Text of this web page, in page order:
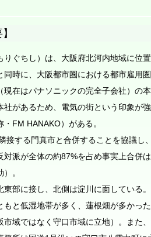
りぐちし）は、大阪府北河内地域に位
同時に、大阪都市圏における都市雇用
現在はパナソニックの完全子会社）の
社があるため、電気の街という印象が
・FM HANAKO）がある。
接する門真市と合併することを協議
対派が全体の約87%を占め事実上合併
。
東部に接し、北側は淀川に面している
もと低湿地帯が多く、蓮根畑が多かっ
市域ではなく守口市域に立地）。また